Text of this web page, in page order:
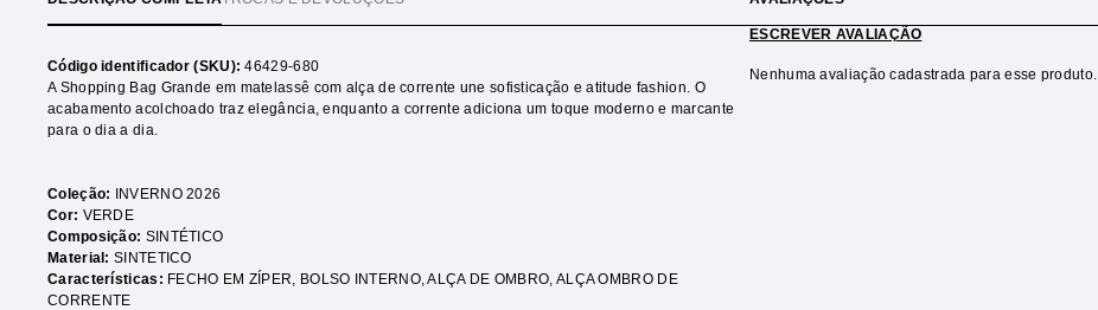
Código identificador (SKU): 46429-680
A Shopping Bag Grande em matelassê com alça de corrente une sofisticação e atitude fashion. O
acabamento acolchoado traz elegância, enquanto a corrente adiciona um toque moderno e marcante
para o dia a dia.
Coleção:
INVERNO 2026
Cor: VERDE
Composição: SINTÉTICO
Material: SINTETICO
Características: FECHO EM ZÍPER, BOLSO INTERNO,ALÇA DE OMBRO, ALÇA OMBRO DE
CORRENTE
ESCREVER AVALIAÇÃO
Nenhuma avaliação cadastrada para esse produto.